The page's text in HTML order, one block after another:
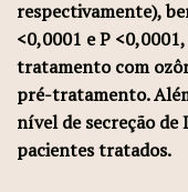
respectivamente),
<0,0001 e P
tratamento com
pré-tratamento.
nível de secreção
pacientes tratados.